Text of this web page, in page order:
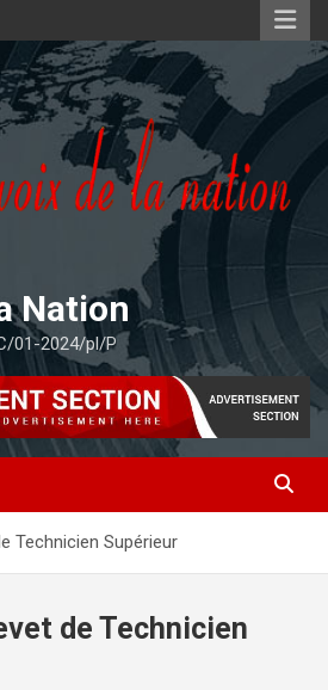
Nation
01-2024/pl/P
Technicien Supérieur
de Technicien